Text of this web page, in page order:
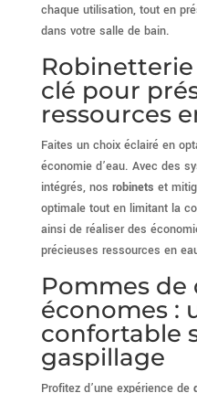
chaque utilisation, tout en
dans votre salle de bain.
clé pour
ressources
Faites un choix éclairé en
économie d’eau. Avec des
intégrés, nos robinets et
optimale tout en limitant la
ainsi de réaliser des
précieuses ressources en
Pommes de
économes :
confortable
gaspillage
Profitez d’une expérience de